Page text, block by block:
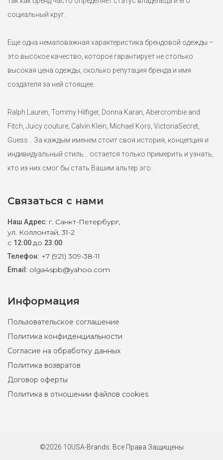
социальный круг.
Еще одна немаловажная характеристика брендовой одежды –
это высокое качество, которое гарантирует не столько
высокая цена одежды, сколько репутация бренда и имя
создателя за ней стоящее.
Ralph Lauren, Tommy Hilfiger, Donna Karan, Abercrombie and
Fitch, Juicy couture, Calvin Klein, Michael Kors, VictoriaSecret,
Guess .. За каждым именем стоит своя история, концепция и
индивидуальный стиль... остается только примерить и узнать,
кто из них смог бы стать Вашим альтер эго..
Связаться с нами
Наш Адрес: г. Санкт-Петербург,
ул. Коллонтай, 31-2
с 12:00до 23:00
Телефон: +7 (921) 309-38-11
Email: olga4spb@yahoo.com
Информация
Пользовательское соглашение
Политика конфиденциальности
Согласие на обработку данных
Политика возвратов
Договор оферты
Политика в отношении файлов cookies
©2026 10USA-Brands. Все Права Защищены